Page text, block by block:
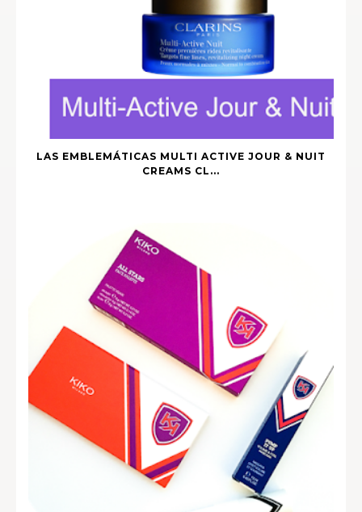
LAS EMBLEMÁTICAS MULTI ACTIVE JOUR & NUIT
CREAMS CL...